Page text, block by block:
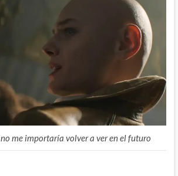
me importaría volver a ver en el futuro